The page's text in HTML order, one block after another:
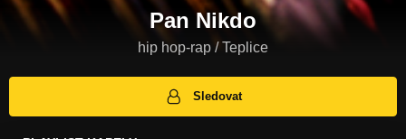
Pan Nikdo
hip hop-rap / Teplice
Sledovat